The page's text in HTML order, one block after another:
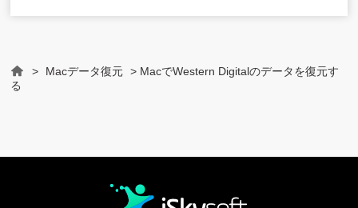
Home
> Macデータ復元 > MacでWestern Digitalのデータを復元す
る